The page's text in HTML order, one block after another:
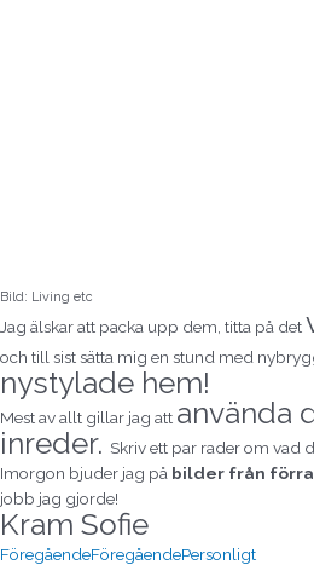
Bild: Living etc
Jag älskar att packa upp dem, titta på det
och till sist sätta mig en stund med
nystylade hem!
Mest av allt gillar jag att använda
inreder. Skriv ett par rader om vad
Imorgon bjuder jag på bilder från
jobb jag gjorde!
Kram Sofie
FöregåendeFöregåendePersonligt